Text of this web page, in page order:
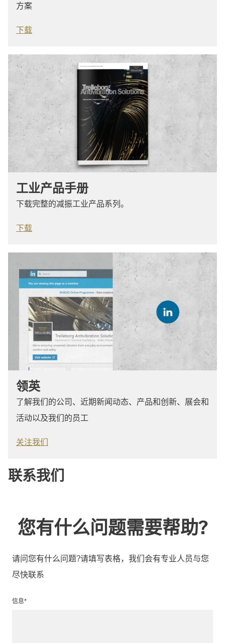
方案
下载
工业产品手册
下载完整的减振工业产品系列。
下载
领英
了解我们的公司、近期新闻动态、产品和创新、展会和
活动以及我们的员工
关注我们
联系我们
您有什么问题需要帮助?
请问您有什么问题?请填写表格，我们会有专业人员与您
尽快联系
信息*